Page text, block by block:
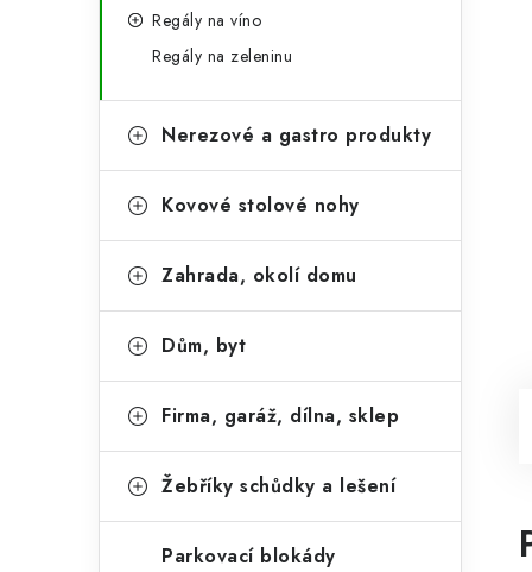
Regály na víno
Regály na zeleninu
Nerezové a gastro produkty
Kovové stolové nohy
Zahrada, okolí domu
Dům, byt
Firma, garáž, dílna, sklep
Žebříky schůdky a lešení
Parkovací blokády